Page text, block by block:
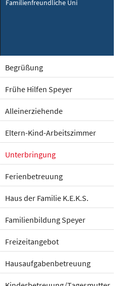
Familienfreundliche Uni
Begrüßung
Frühe Hilfen Speyer
Alleinerziehende
Eltern-Kind-Arbeitszimmer
Unterbringung
Ferienbetreuung
Haus der Familie K.E.K.S.
Familienbildung Speyer
Freizeitangebot
Hausaufgabenbetreuung